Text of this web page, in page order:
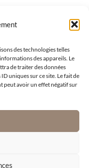
des technologies telles
des appareils. Le
de traiter des données
uniques sur ce site. Le fait de
peut avoir un effet négatif sur
toutes nos